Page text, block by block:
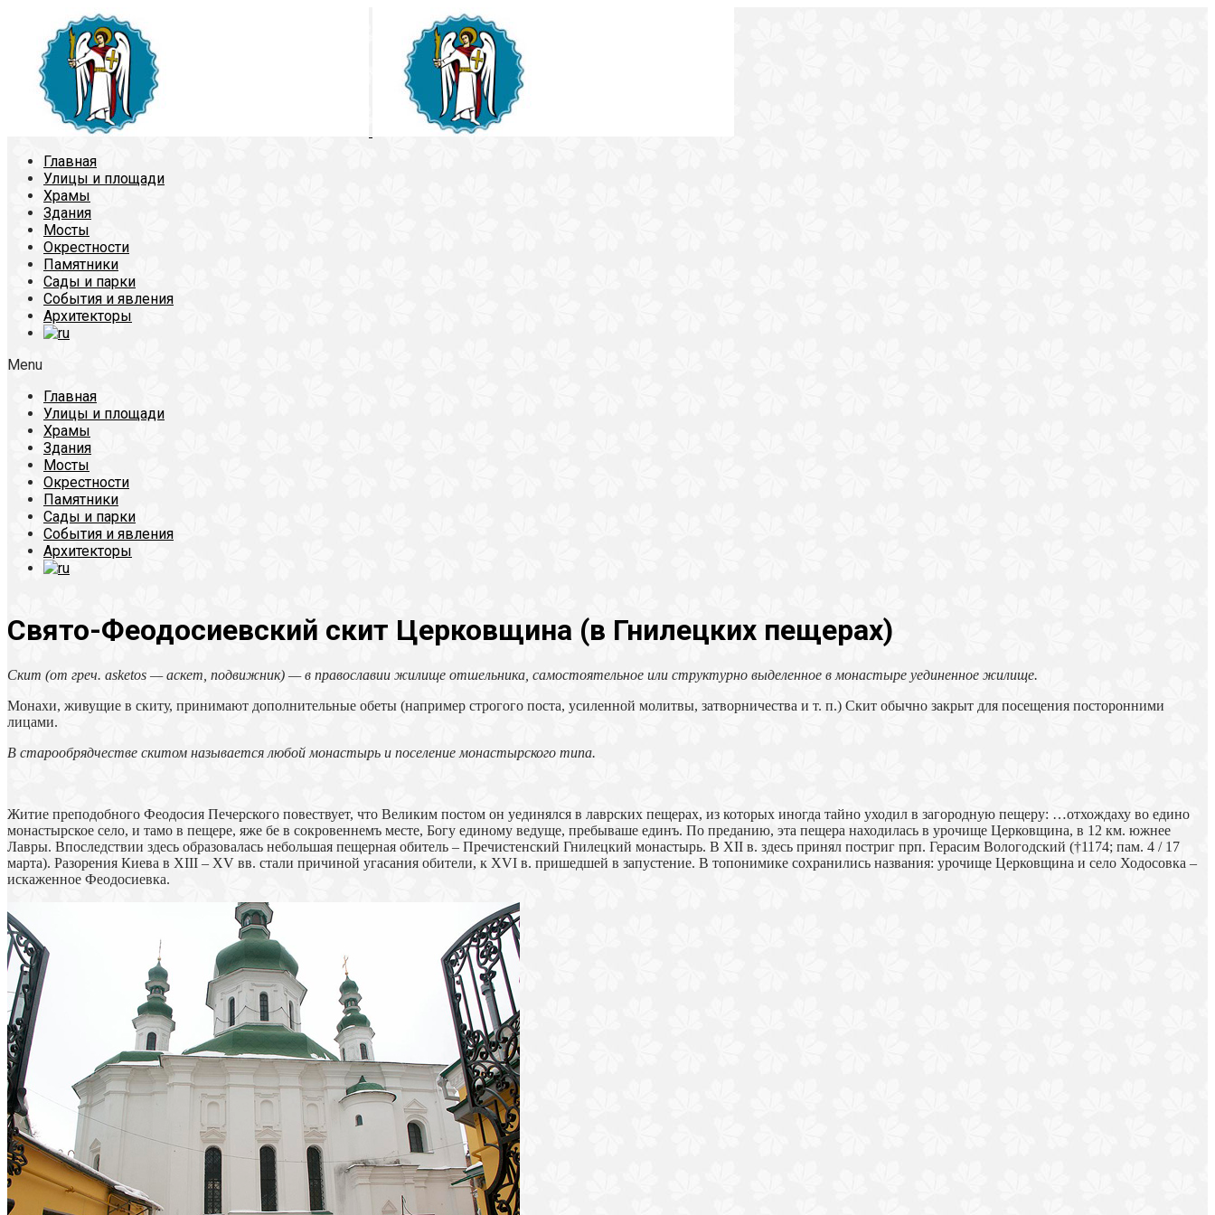
Главная
Улицы и площади
Храмы
Здания
Мосты
Окрестности
Памятники
Сады и парки
События и явления
Архитекторы
Menu
Главная
Улицы и площади
Храмы
Здания
Мосты
Окрестности
Памятники
Сады и парки
События и явления
Архитекторы
Свято-Феодосиевский скит Церковщина (в Гнилецких пещерах)
Скит (от греч. asketos — аскет, подвижник) — в православии жилище отшельника, самостоятельное или структурно выделенное в монастыре уединенное жилище.
Монахи, живущие в скиту, принимают дополнительные обеты (например строгого поста, усиленной молитвы, затворничества и т. п.) Скит обычно закрыт для посещения посторонними
лицами.
В старообрядчестве скитом называется любой монастырь и поселение монастырского типа.
Житие преподобного Феодосия Печерского повествует, что Великим постом он уединялся в лаврских пещерах, из которых иногда тайно уходил в загородную пещеру: …отхождаху во едино
монастырское село, и тамо в пещере, яже бе в сокровеннемъ месте, Богу единому ведуще, пребываше единъ. По преданию, эта пещера находилась в урочище Церковщина, в 12 км. южнее
Лавры. Впоследствии здесь образовалась небольшая пещерная обитель – Пречистенский Гнилецкий монастырь. В ХІІ в. здесь принял постриг прп. Герасим Вологодский (†1174; пам. 4 / 17
марта). Разорения Киева в XIII – XV вв. стали причиной угасания обители, к XVI в. пришедшей в запустение. В топонимике сохранились названия: урочище Церковщина и село Ходосовка –
искаженное Феодосиевка.